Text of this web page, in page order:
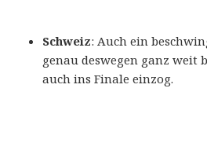
Schweiz: Auch ein
genau deswegen ganz weit
auch ins Finale einzog.